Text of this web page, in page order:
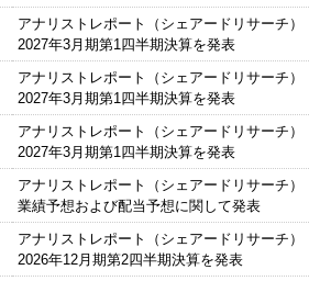
月期第1四半期決算を発表
アナリストレポート（シェアードリサーチ）
2027年3月期第1四半期決算を発表
アナリストレポート（シェアードリサーチ）
2027年3月期第1四半期決算を発表
アナリストレポート（シェアードリサーチ）
2027年3月期第1四半期決算を発表
アナリストレポート（シェアードリサーチ）
業績予想および配当予想に関して発表
アナリストレポート（シェアードリサーチ）
2026年12月期第2四半期決算を発表
ラインIRセミナーの内容を動画にて
認ください。
すぐ登録
提供開始！ ～海外機関投資家とのWEBス